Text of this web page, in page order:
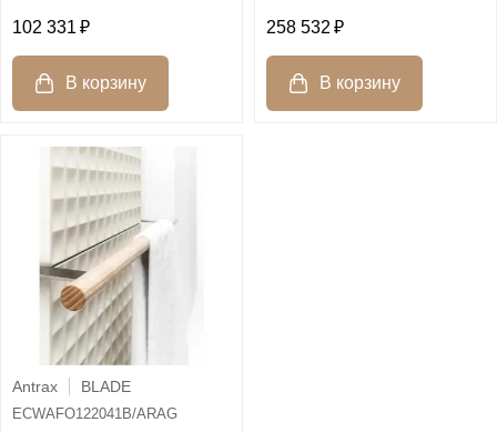
102 331 258 532
Antrax BLADE
ECWAFO122041B/ARAG